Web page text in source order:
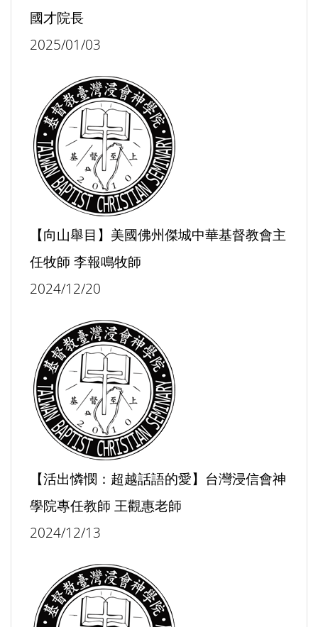
國才院長
2025/01/03
【向山舉目】美國佛州傑城中華基督教會主
任牧師 李報鳴牧師
2024/12/20
【活出憐憫：超越話語的愛】台灣浸信會神
學院專任教師 王觀惠老師
2024/12/13